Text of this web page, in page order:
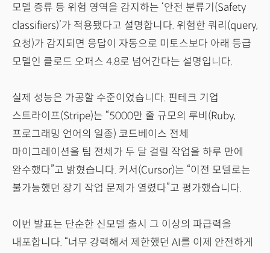
모델 증류 등 위험 영역을 감지하는 ‘안전 분류기(Safety
classifiers)’가 적용됐다고 설명합니다. 위험한 쿼리(query,
요청)가 감지되면 응답이 자동으로 미토스보다 아래 등급
모델인 클로드 오퍼스 4.8로 넘어간다는 설명입니다.
실제 성능은 가공할 수준이었습니다. 핀테크 기업
스트라이프(Stripe)는 “5000만 줄 규모의 루비(Ruby,
프로그래밍 언어의 일종) 코드베이스 전체
마이그레이션을 팀 전체가 두 달 걸릴 작업을 하루 만에
완수했다”고 밝혔습니다. 커서(Cursor)는 “이전 모델로는
불가능했던 장기 작업 문제가 열렸다”고 평가했습니다.
이번 발표는 단순한 신모델 출시 그 이상의 파급력을
내포합니다. “너무 강력해서 제한했던 AI를 이제 안전하게